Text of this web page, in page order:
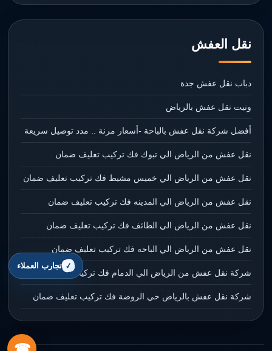
نقل العفش
دباب نقل عفش جدة
ونيت نقل عفش بالرياض
أفضل شركة نقل عفش بالباحة -أسعار مرنة .. مدد توصيل سريعة
نقل عفش من الرياض الي تبوك فك تركيب تعليف ضمان
نقل عفش من الرياض الي خميس مشيط فك تركيب تعليف ضمان
نقل عفش من الرياض الي المدينه فك تركيب تعليف ضمان
نقل عفش من الرياض الي الطائف فك تركيب تعليف ضمان
نقل عفش من الرياض الي الباحه فك تركيب تعليف ضمان
شركة نقل عفش من الرياض الي الدمام فك تركيب تعليف ضمان
شركة نقل عفش بالرياض حي الروضة فك تركيب تعليف ضمان
تجارب العملاء